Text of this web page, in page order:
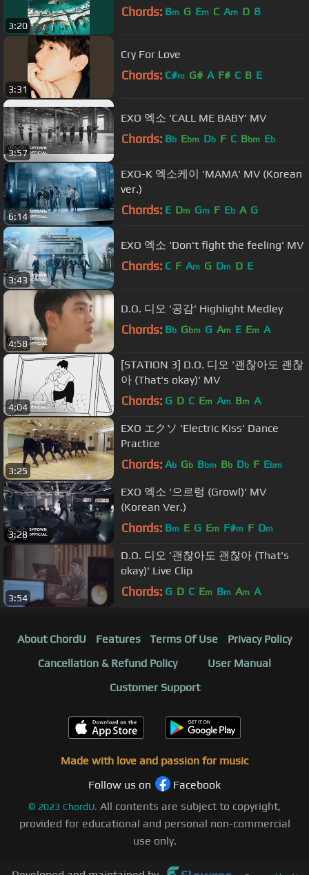
3:20
Chords: Bm G Em C Am D B
3:31
Cry For Love
Chords: C#m G# A F# C B E
3:57
EXO 엑소 'CALL ME BABY' MV
Chords: Bb Ebm Db F C Bbm Eb
6:14
EXO-K 엑소케이 'MAMA' MV (Korean
ver.)
Chords: E Dm Gm F Eb A G
3:43
EXO 엑소 'Don't fight the feeling' MV
Chords: C F Am G Dm D E
4:58
D.O. 디오 '공감' Highlight Medley
Chords: Bb Gbm G Am E Em A
4:04
[STATION 3] D.O. 디오 '괜찮아도 괜찮
아 (That's okay)' MV
Chords: G D C Em Am Bm A
3:25
EXO エクソ 'Electric Kiss' Dance
Practice
Chords: Ab Gb Bbm Bb Db F Ebm
3:28
EXO 엑소 '으르렁 (Growl)' MV
(Korean Ver.)
Chords: Bm E G Em F#m F Dm
3:54
D.O. 디오 '괜찮아도 괜찮아 (That's
okay)' Live Clip
Chords: G D C Em Bm Am A
About ChordU Features Terms Of Use
Privacy Policy
Cancellation & Refund Policy
User Manual
Customer Support
Made with love and passion for music
Follow us on
Facebook
© 2023 ChordU. All contents are subject to copyright,
provided for educational and personal non-commercial
use only.